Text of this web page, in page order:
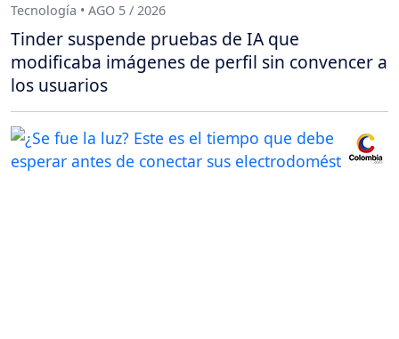
Tecnología • AGO 5 / 2026
Tinder suspende pruebas de IA que
modificaba imágenes de perfil sin convencer a
los usuarios